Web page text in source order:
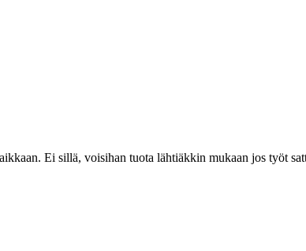
Ei sillä, voisihan tuota lähtiäkkin mukaan jos työt